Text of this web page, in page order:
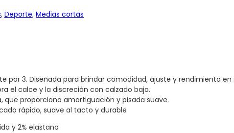
, Deporte, Medias cortas
por 3. Diseñada para brindar comodidad, ajuste y rendimiento
el calce y la discreción con calzado bajo.
proporciona amortiguación y pisada suave.
rápido, suave al tacto y durable
y 2% elastano